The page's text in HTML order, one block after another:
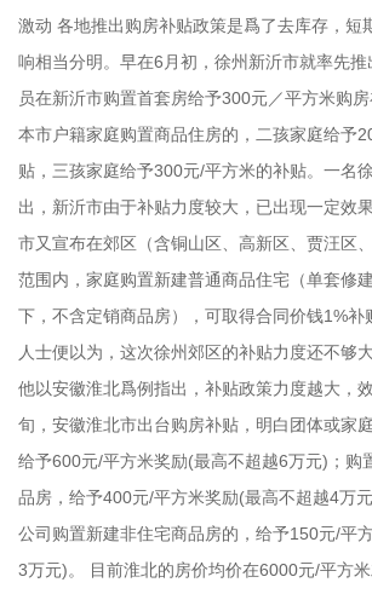
激动 各地推出购房补贴政策是爲了去库存，短
响相当分明。早在6月初，徐州新沂市就率先推
员在新沂市购置首套房给予300元／平方米购
本市户籍家庭购置商品住房的，二孩家庭给予
贴，三孩家庭给予300元/平方米的补贴。一名
出，新沂市由于补贴力度较大，已出现一定效
市又宣布在郊区（含铜山区、高新区、贾汪区
范围内，家庭购置新建普通商品住宅（单套修
下，不含定销商品房），可取得合同价钱1%补
人士便以为，这次徐州郊区的补贴力度还不够
他以安徽淮北爲例指出，补贴政策力度越大，
旬，安徽淮北市出台购房补贴，明白团体或家
给予600元/平方米奖励(最高不超越6万元)；购
品房，给予400元/平方米奖励(最高不超越4万
公司购置新建非住宅商品房的，给予150元/平
3万元)。 目前淮北的房价均价在6000元/平方